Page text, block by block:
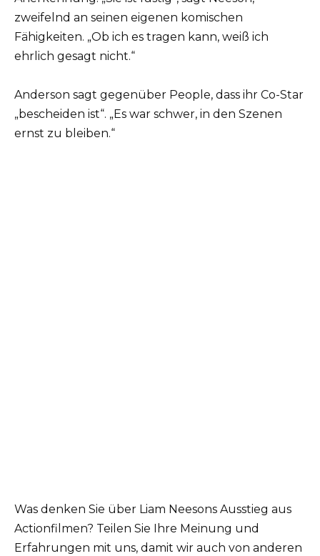
zweifelnd an seinen eigenen komischen
Fähigkeiten. „Ob ich es tragen kann, weiß ich
ehrlich gesagt nicht.“
Anderson sagt gegenüber People, dass ihr Co-Star
„bescheiden ist“. „Es war schwer, in den Szenen
ernst zu bleiben.“
Was denken Sie über Liam Neesons Ausstieg aus
Actionfilmen? Teilen Sie Ihre Meinung und
Erfahrungen mit uns, damit wir auch von anderen